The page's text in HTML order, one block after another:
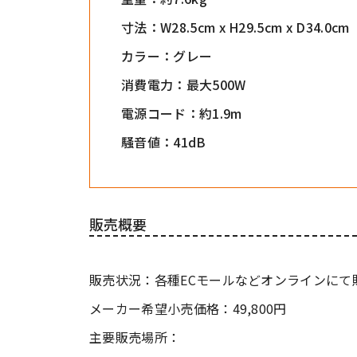
寸法：W28.5cm x H29.5cm x D34.0cm
カラー：グレー
消費電力：最大500W
電源コード：約1.9m
騒音値：41dB
販売概要
販売状況：各種ECモールなどオンラインにて
メーカー希望小売価格：49,800円
主要販売場所：